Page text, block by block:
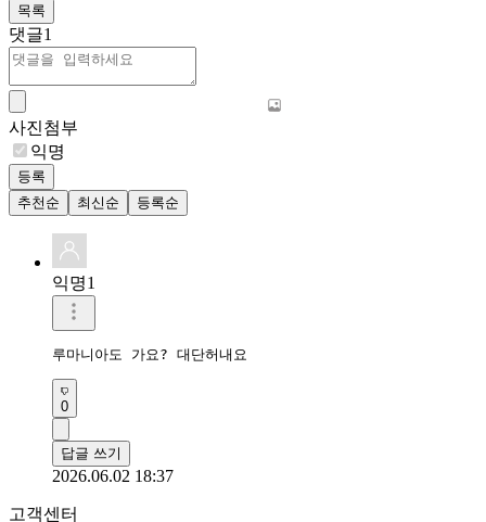
목록
댓글1
사진첨부
익명
등록
추천순
최신순 등록순
익명1
루마니아도 가요? 대단허내요
0
답글 쓰기
2026.06.02 18:37
고객센터